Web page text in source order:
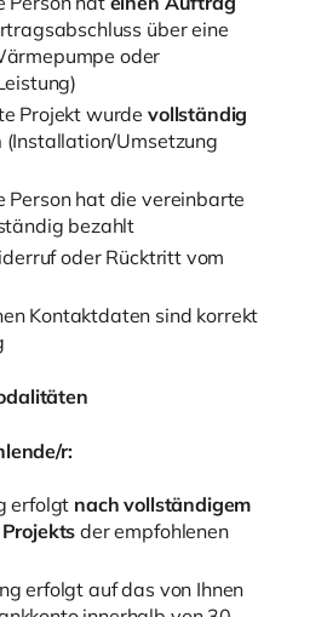
über eine
oder
Projekt wurde vollständig
(Installation/Umsetzung
Person hat die vereinbarte
bezahlt
oder Rücktritt vom
Kontaktdaten sind korrekt
r:
erfolgt nach vollständigem
der empfohlenen
erfolgt auf das von Ihnen